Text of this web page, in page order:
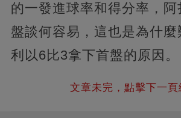
的一發進球率和得分率，阿
盤談何容易，這也是為什麼
利以6比3拿下首盤的原因。
文章未完，點擊下一頁